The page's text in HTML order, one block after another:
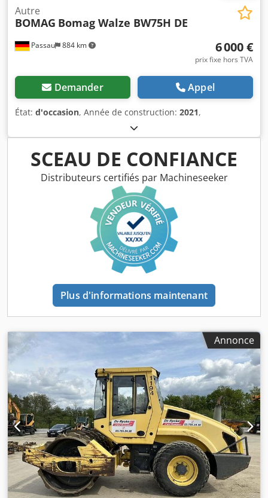
Passau 884 km
Autre
BOMAG Bomag Walze BW75H DE
6 000 €
prix fixe hors TVA
Demander Appel
État: d'occasion, Année de construction: 2021,
SCEAU DE CONFIANCE
Distributeurs certifiés par Machineseeker
Plus d'informations maintenant
Annonce